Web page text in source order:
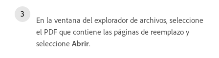
En la ventana del explorador de archivos, seleccione
el PDF que contiene las páginas de reemplazo y
seleccione Abrir.